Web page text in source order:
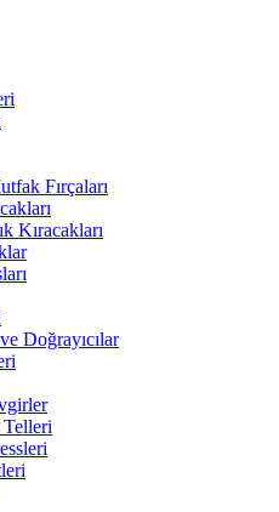
Fırçaları
Kıracakları
Doğrayıcılar